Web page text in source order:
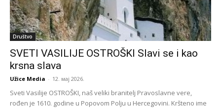
Društvo
SVETI VASILIJE OSTROŠKI Slavi se i kao
krsna slava
Užice Media - 12. мај 2026.
Sveti Vasilije OSTROŠKI, naš veliki branitelj Pravoslavne vere,
rođen je 1610. godine u Popovom Polju u Hercegovini. Kršteno ime